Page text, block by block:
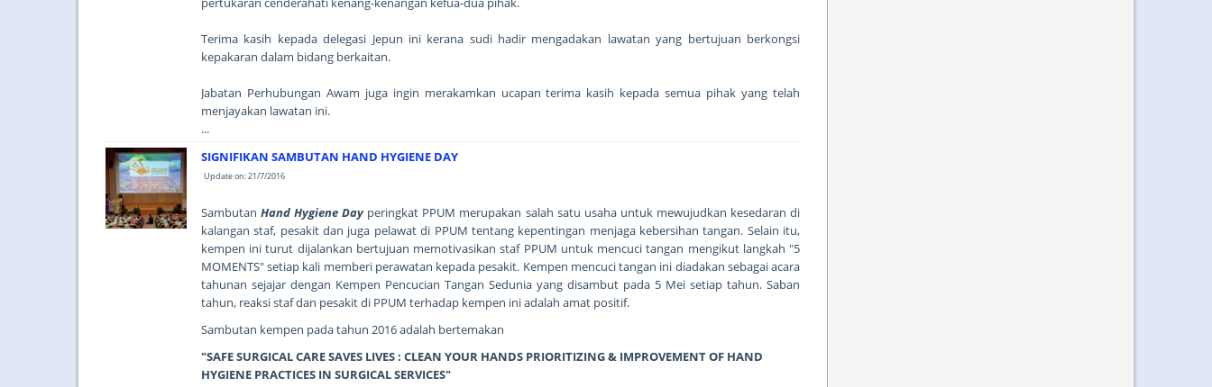
Terima kasih kepada delegasi Jepun ini kerana sudi hadir mengadakan lawatan yang bertujuan berkongsi
kepakaran dalam bidang berkaitan.
Jabatan Perhubungan Awam juga ingin merakamkan ucapan terima kasih kepada semua pihak yang telah
menjayakan lawatan ini.
...
SIGNIFIKAN SAMBUTAN HAND HYGIENE DAY
Update on: 21/7/2016
SambutanHand Hygiene Dayperingkat PPUM merupakan salah satu usaha untuk mewujudkan kesedaran di
kalangan staf, pesakit dan juga pelawat di PPUM tentang kepentingan menjaga kebersihan tangan. Selain itu,
kempen ini turut dijalankan bertujuan memotivasikan staf PPUM untuk mencuci tangan mengikut langkah "5
MOMENTS" setiap kali memberi perawatan kepada pesakit. Kempen mencuci tangan ini diadakan sebagai acara
tahunan sejajar dengan Kempen Pencucian Tangan Sedunia yang disambut pada 5 Mei setiap tahun. Saban
tahun, reaksi staf dan pesakit di PPUM terhadap kempen ini adalah amat positif.
Sambutan kempen pada tahun 2016 adalah bertemakan
"SAFE SURGICAL CARE SAVES LIVES : CLEAN YOUR HANDS PRIORITIZING & IMPROVEMENT OF HAND
HYGIENE PRACTICES IN SURGICAL SERVICES"